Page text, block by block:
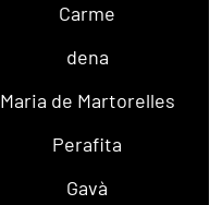
Carme
dena
Maria de Martorelles
Perafita
Gavà